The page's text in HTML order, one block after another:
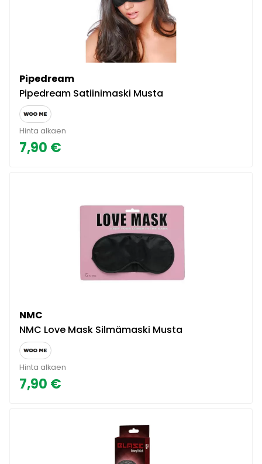
Pipedream
Pipedream Satiinimaski Musta
Hinta alkaen
7,90 €
NMC
NMC Love Mask Silmämaski Musta
Hinta alkaen
7,90 €